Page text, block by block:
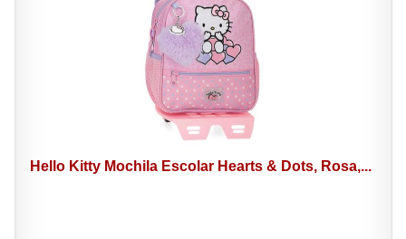
Hello Kitty Mochila Escolar Hearts & Dots, Rosa,...